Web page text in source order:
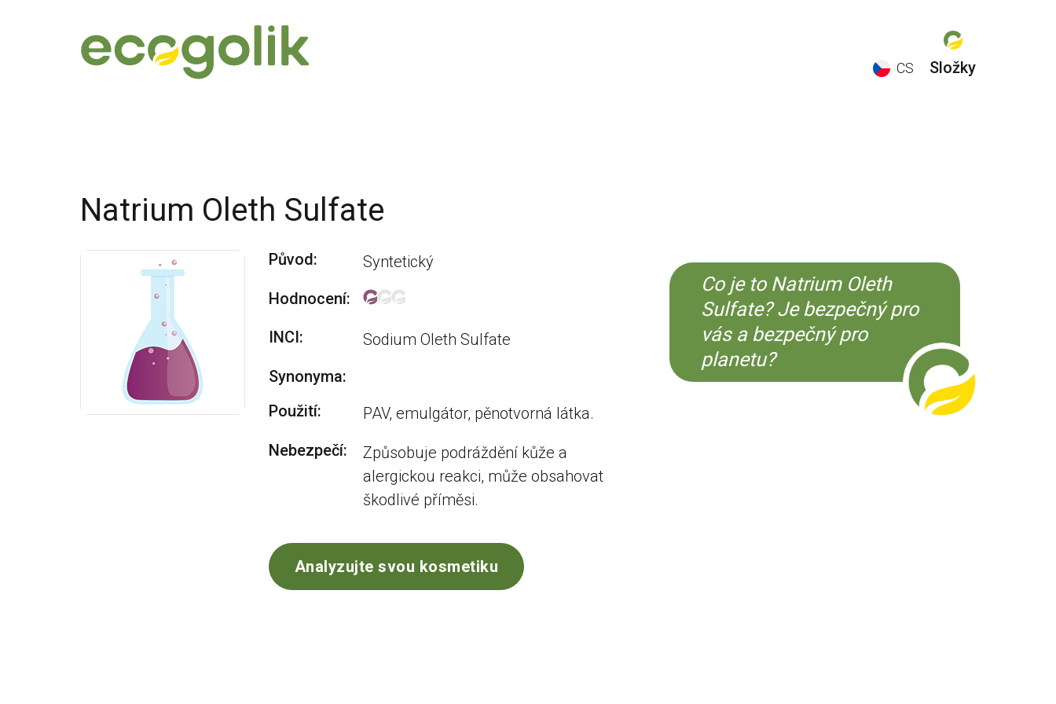
CS
Složky
Co je to Natrium Oleth
Sulfate? Je bezpečný pro
vás a bezpečný pro
planetu?
Natrium Oleth Sulfate
Původ:
Syntetický
Hodnocení:
INCI:
Sodium Oleth Sulfate
Synonyma:
Použití:
PAV, emulgátor, pěnotvorná látka.
Nebezpečí:
Způsobuje podráždění kůže a
alergickou reakci, může obsahovat
škodlivé příměsi.
Analyzujte svou kosmetiku